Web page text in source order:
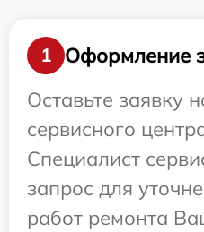
1
Оформление
Оставьте заявку
сервисного
Специалист
запрос для
работ ремонта